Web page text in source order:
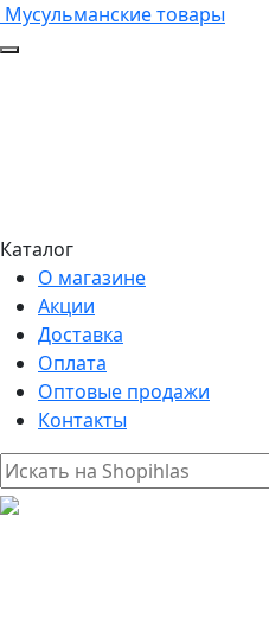
Мусульманские товары
Каталог
О магазине
Акции
Доставка
Оплата
Оптовые продажи
Контакты